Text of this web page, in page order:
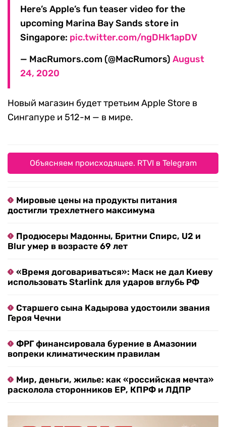
Here’s Apple’s fun teaser video for the
upcoming Marina Bay Sands store in
Singapore: pic.twitter.com/ngDHk1apDV
— MacRumors.com (@MacRumors) August
24, 2020
Новый магазин будет третьим Apple Store в
Сингапуре и 512-м — в мире.
Объясняем происходящее. RTVI в Telegram
Мировые цены на продукты питания
достигли трехлетнего максимума
Продюсеры Мадонны, Бритни Спирс, U2 и
Blur умер в возрасте 69 лет
«Время договариваться»: Маск не дал Киеву
использовать Starlink для ударов вглубь РФ
Старшего сына Кадырова удостоили звания
Героя Чечни
ФРГ финансировала бурение в Амазонии
вопреки климатическим правилам
Мир, деньги, жилье: как «российская мечта»
расколола сторонников ЕР, КПРФ и ЛДПР